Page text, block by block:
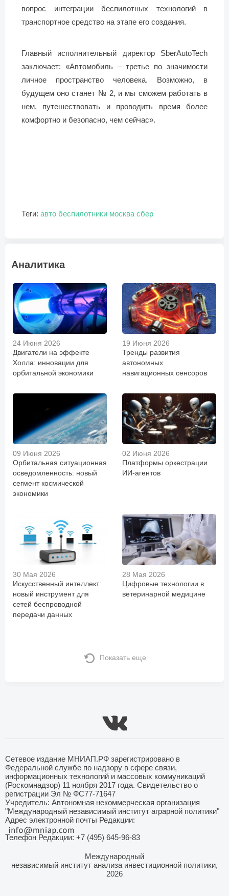
вопрос интеграции беспилотных технологий в
транспортное средство на этапе его создания.
Главный исполнительный директор SberAutoTech
заключает: «Автомобиль – третье по значимости
личное пространство человека. Возможно, в
будущем оно станет № 2, и мы сможем работать в
нем, путешествовать и проводить время более
комфортно и безопасно, чем сейчас».
Теги: авто беспилотники москва сбер
Аналитика
24 Июня 2026
Двигатели на эффекте
Холла: инновации для
орбитальной экономики
19 Июня 2026
Тренды развития
автономных
навигационных сенсоров
09 Июня 2026
Орбитальная ситуационная
осведомленность: новый
сегмент космической
экономики
02 Июня 2026
Платформы оркестрации
ИИ-агентов
30 Мая 2026
Искусственный интеллект:
новый инструмент для
сетей беспроводной
передачи данных
28 Мая 2026
Цифровые технологии в
ветеринарной медицине
Показать еще
Сетевое издание МНИАП.РФ зарегистрировано в
Федеральной службе по надзору в сфере связи,
информационных технологий и массовых коммуникаций
(Роскомнадзор) 11 ноября 2017 года. Свидетельство о
регистрации Эл № ФС77-71647
Учредитель: Автономная некоммерческая организация
"Международный независимый институт аграрной политики"
Адрес электронной почты Редакции:
Телефон Редакции: +7 (495) 645-96-83
Международный
независимый институт анализа инвестиционной политики,
2026